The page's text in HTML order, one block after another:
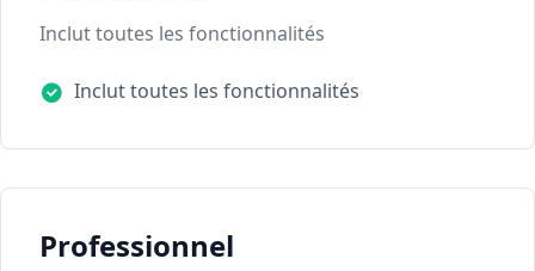
Inclut toutes les fonctionnalités
Inclut toutes les fonctionnalités
Professionnel